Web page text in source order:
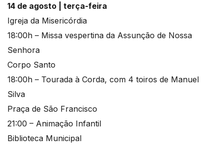
14 de agosto | terça-feira
Igreja da Misericórdia
18:00h – Missa vespertina da Assunção de Nossa
Senhora
Corpo Santo
18:00h – Tourada à Corda, com 4 toiros de Manuel
Silva
Praça de São Francisco
21:00 – Animação Infantil
Biblioteca Municipal